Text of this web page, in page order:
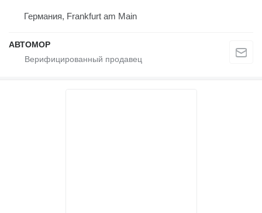
Германия, Frankfurt am Main
АВТОМОР